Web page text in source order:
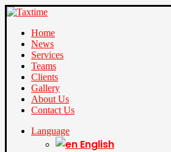
Home
News
Services
Teams
Clients
Gallery
About Us
Contact Us
Language
English